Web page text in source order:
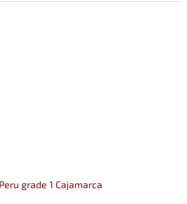
Peru grade 1 Cajamarca